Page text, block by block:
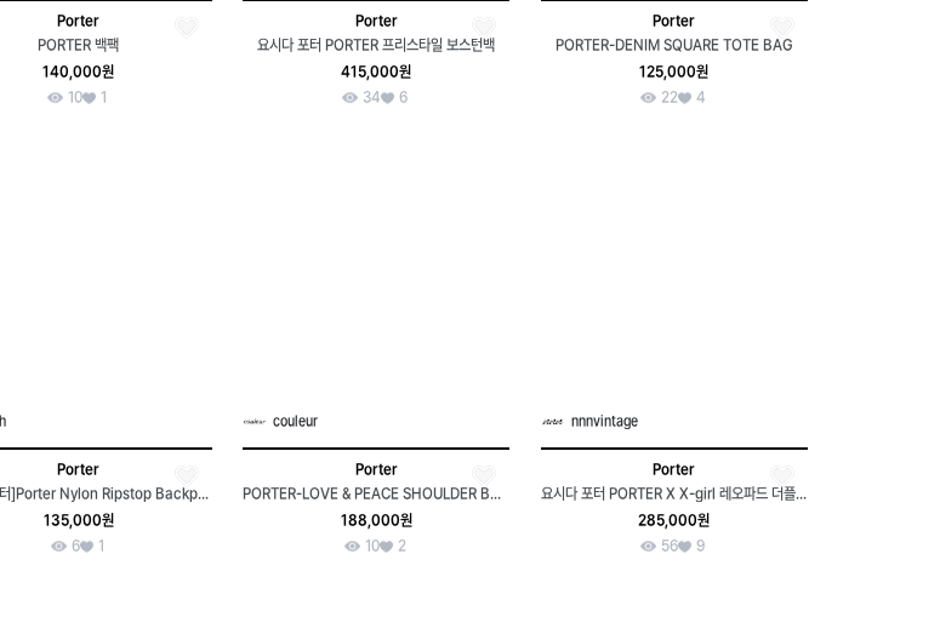
Porter
PORTER 백팩
140,000원
10
1
Porter
요시다 포터 PORTER 프리스타일 보스턴백
415,000원
34
6
Porter
PORTER-DENIM SQUARE TOTE BAG
125,000원
22
4
Porter
[요시다포터]Porter Nylon Ripstop Backpack
135,000원
6
1
couleur
Porter
188,000원
10
2
nnnvintage
Porter
요시다 포터 PORTER X X-girl 레오파드 더플백 보스턴백
285,000원
56
9